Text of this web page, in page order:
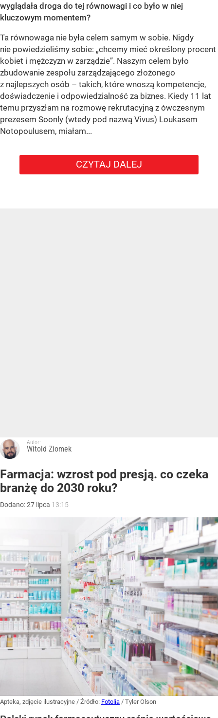
wyglądała droga do tej równowagi i co było w niej
kluczowym momentem?
Ta równowaga nie była celem samym w sobie. Nigdy
nie powiedzieliśmy sobie: „chcemy mieć określony procent
kobiet i mężczyzn w zarządzie”. Naszym celem było
zbudowanie zespołu zarządzającego złożonego
z najlepszych osób – takich, które wnoszą kompetencje,
doświadczenie i odpowiedzialność za biznes. Kiedy 11 lat
temu przyszłam na rozmowę rekrutacyjną z ówczesnym
prezesem Soonly (wtedy pod nazwą Vivus) Loukasem
Notopoulusem, miałam...
CZYTAJ DALEJ
Autor:
Witold Ziomek
Farmacja: wzrost pod presją. co czeka
branżę do 2030 roku?
Dodano:27 lipca 13:15
Apteka, zdjęcie ilustracyjne / Źródło: Fotolia / Tyler Olson